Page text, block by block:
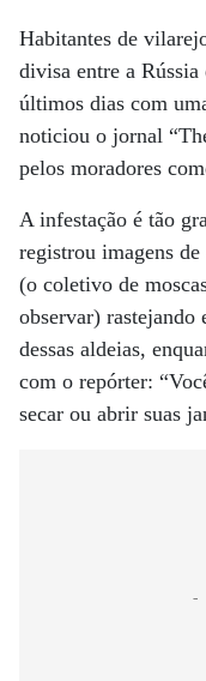
Habitantes de
divisa entre a
últimos dias com
noticiou o jornal
pelos moradores
A infestação é tão
registrou imagens de
(o coletivo de
observar)
dessas aldeias,
com o repórter:
secar ou abrir suas